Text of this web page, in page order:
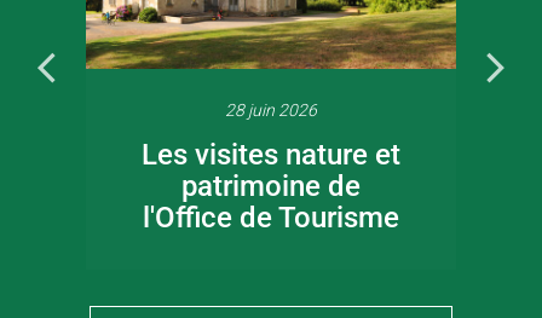
28 juin 2026
Les visites nature et
patrimoine de
l'Office de Tourisme